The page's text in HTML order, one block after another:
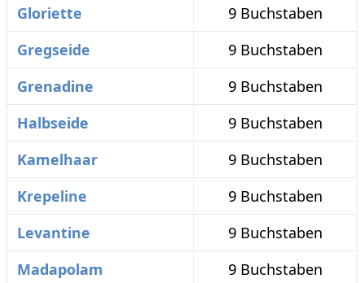
Gloriette
9 Buchstaben
Gregseide
9 Buchstaben
Grenadine
9 Buchstaben
Halbseide
9 Buchstaben
Kamelhaar
9 Buchstaben
Krepeline
9 Buchstaben
Levantine
9 Buchstaben
Madapolam
9 Buchstaben